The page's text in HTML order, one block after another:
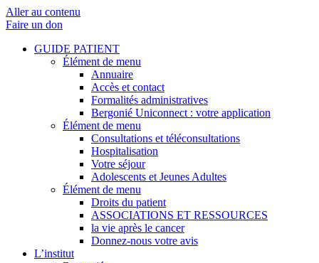
Aller au contenu
Faire un don
GUIDE PATIENT
Élément de menu
Annuaire
Accès et contact
Formalités administratives
Bergonié Uniconnect : votre application
Élément de menu
Consultations et téléconsultations
Hospitalisation
Votre séjour
Adolescents et Jeunes Adultes
Élément de menu
Droits du patient
ASSOCIATIONS ET RESSOURCES
la vie après le cancer
Donnez-nous votre avis
L’institut